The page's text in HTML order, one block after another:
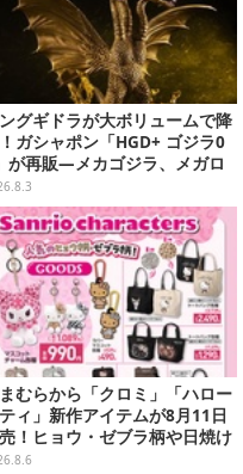
グギドラが大ボリュームで降
ガシャポン「HGD+ ゴジラ0
が再販―メカゴジラ、メガロ
も揃った全4種
むらから「クロミ」「ハロー
ィ」新作アイテムが8月11日
！ヒョウ・ゼブラ柄や日焼け
インの可愛い雑貨・アパレル